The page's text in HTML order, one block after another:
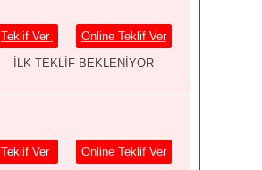
Teklif Ver
Online Teklif Ver
İLK TEKLİF BEKLENİYOR
Teklif Ver
Online Teklif Ver